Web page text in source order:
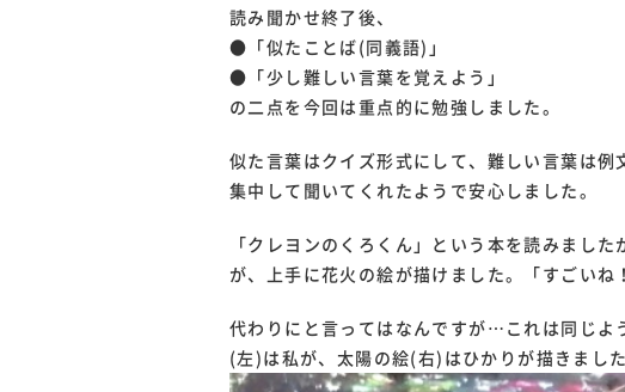
読み聞かせ終了後、
●「似たことば(同義語)」
●「少し難しい言葉を覚えよう」
の二点を今回は重点的に勉強しました。
似た言葉はクイズ形式にして、難しい言葉は例
集中して聞いてくれたようで安心しました。
「クレヨンのくろくん」という本を読みまし
が、上手に花火の絵が描けました。「すごいね
代わりにと言ってはなんですが…これは同じよ
(左)は私が、太陽の絵(右)はひかりが描きました